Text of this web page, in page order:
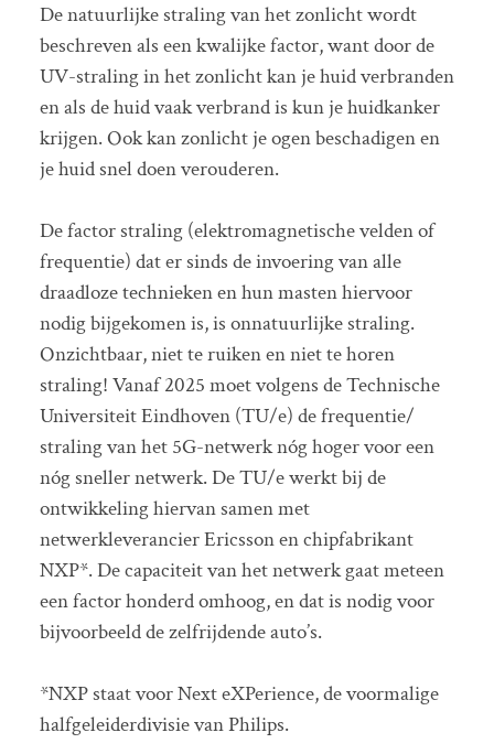
De natuurlijke straling van het zonlicht wordt
beschreven als een kwalijke factor, want door de
UV-straling in het zonlicht kan je huid verbranden
en als de huid vaak verbrand is kun je huidkanker
krijgen. Ook kan zonlicht je ogen beschadigen en
je huid snel doen verouderen.
De factor straling (elektromagnetische velden of
frequentie) dat er sinds de invoering van alle
draadloze technieken en hun masten hiervoor
nodig bijgekomen is, is onnatuurlijke straling.
Onzichtbaar, niet te ruiken en niet te horen
straling! Vanaf 2025 moet volgens de Technische
Universiteit Eindhoven (TU/e) de frequentie/
straling van het 5G-netwerk nóg hoger voor een
nóg sneller netwerk. De TU/e werkt bij de
ontwikkeling hiervan samen met
netwerkleverancier Ericsson en chipfabrikant
NXP*. De capaciteit van het netwerk gaat meteen
een factor honderd omhoog, en dat is nodig voor
bijvoorbeeld de zelfrijdende auto’s.
*NXP staat voor Next eXPerience, de voormalige
halfgeleiderdivisie van Philips.